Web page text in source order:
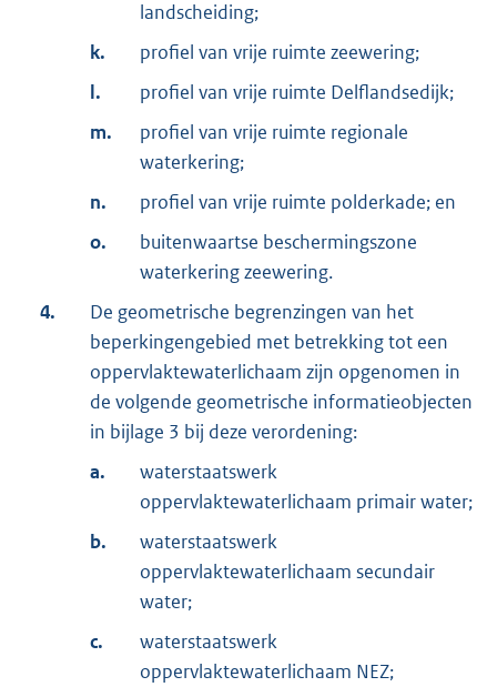
landscheiding;
k.
profiel van vrije ruimte zeewering;
l.
profiel van vrije ruimte Delflandsedijk;
m.
profiel van vrije ruimte regionale
waterkering;
n.
profiel van vrije ruimte polderkade; en
o.
buitenwaartse beschermingszone
waterkering zeewering.
4.
De geometrische begrenzingen van het
beperkingengebied met betrekking tot een
oppervlaktewaterlichaam zijn opgenomen in
de volgende geometrische informatieobjecten
in bijlage 3 bij deze verordening:
a.
waterstaatswerk
oppervlaktewaterlichaam primair water;
b.
waterstaatswerk
oppervlaktewaterlichaam secundair
water;
c.
waterstaatswerk
oppervlaktewaterlichaam NEZ;